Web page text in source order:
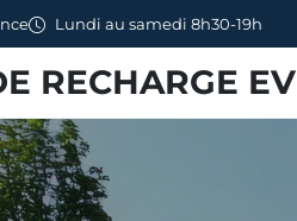
Lundi au samedi 8h30-19h
RECHARGE EV